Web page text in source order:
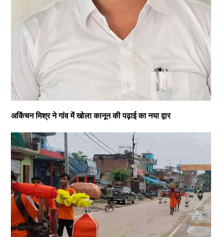
अकिंचन मिश्र ने गांव में खोला कानून की पढ़ाई का नया द्वार